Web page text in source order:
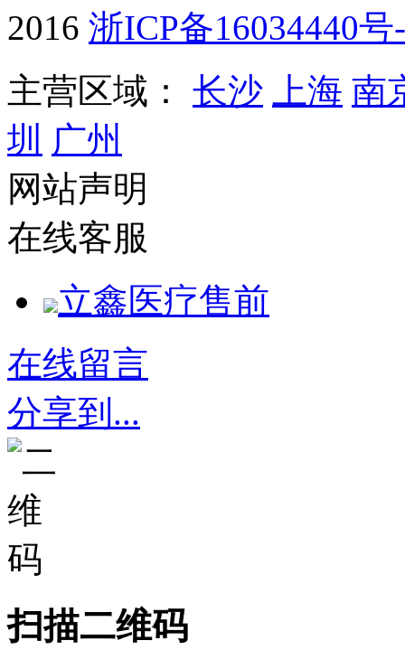
2016 浙ICP备16034440
主营区域： 长沙 上海 南
圳
广州
网站声明
在线客服
立鑫医疗售前
在线留言
分享到...
扫描二维码